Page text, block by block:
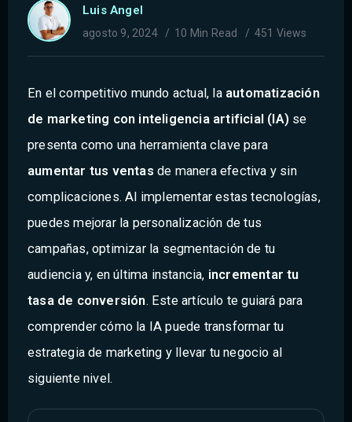
Luis Angel
agosto 9, 2024 10 Min Read 451 Views
En el competitivo mundo actual, la automatización
de marketing con inteligencia artificial (IA) se
presenta como una herramienta clave para
aumentar tus ventas de manera efectiva y sin
complicaciones. Al implementar estas tecnologías,
puedes mejorar la personalización de tus
campañas, optimizar la segmentación de tu
audiencia y, en última instancia, incrementar tu
tasa de conversión. Este artículo te guiará para
comprender cómo la IA puede transformar tu
estrategia de marketing y llevar tu negocio al
siguiente nivel.